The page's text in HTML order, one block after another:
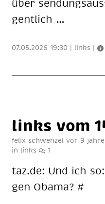
über
gent­lich …
07.05.2026 19:30 | links |
links vom
felix schwenzel vor 9
in links 1
taz.de: Und ich
gen Oba­ma? #